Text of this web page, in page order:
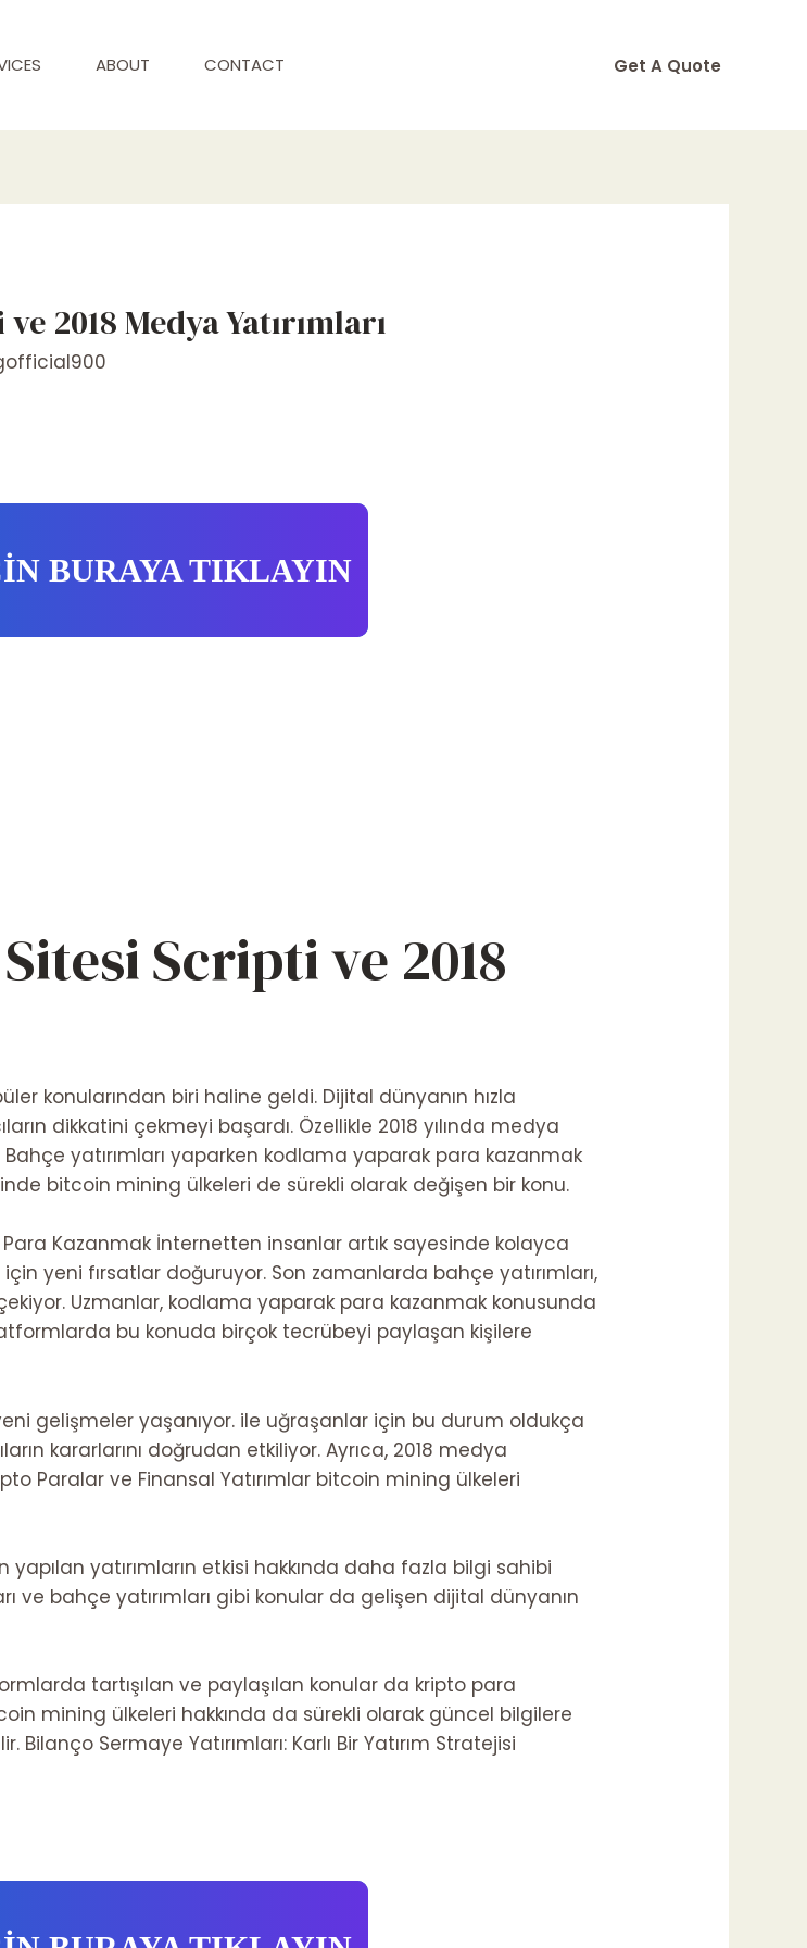
ABOUT CONTACT Get A Quote
2018 Medya Yatırımları
BURAYA TIKLAYIN
Scripti ve 2018
konularından biri haline geldi. Dijital dünyanın hızla
dikkatini çekmeyi başardı. Özellikle 2018 yılında medya
yatırımları yaparken kodlama yaparak para kazanmak
bitcoin mining ülkeleri de sürekli olarak değişen bir konu.
Para Kazanmak İnternetten insanlar artık sayesinde kolayca
yeni fırsatlar doğuruyor. Son zamanlarda bahçe yatırımları,
Uzmanlar, kodlama yaparak para kazanmak konusunda
bu konuda birçok tecrübeyi paylaşan kişilere
gelişmeler yaşanıyor. ile uğraşanlar için bu durum oldukça
kararlarını doğrudan etkiliyor. Ayrıca, 2018 medya
Paralar ve Finansal Yatırımlar bitcoin mining ülkeleri
yatırımların etkisi hakkında daha fazla bilgi sahibi
ve bahçe yatırımları gibi konular da gelişen dijital dünyanın
tartışılan ve paylaşılan konular da kripto para
mining ülkeleri hakkında da sürekli olarak güncel bilgilere
Bilanço Sermaye Yatırımları: Karlı Bir Yatırım Stratejisi